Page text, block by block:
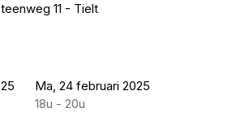
11 - Tielt
Ma, 24 februari 2025
18u - 20u